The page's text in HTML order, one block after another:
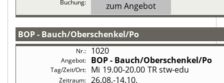
zum Angebot
BOP - Bauch/Oberschenkel/Po
1020
BOP - Bauch/Oberschenkel/Po
Mi 19.00-20.00 TR stw-edu
26.08.-14.10.